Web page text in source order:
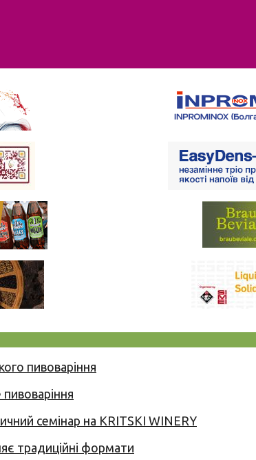
пивоваріння
семінар на KRITSKI WINERY
традиційні формати